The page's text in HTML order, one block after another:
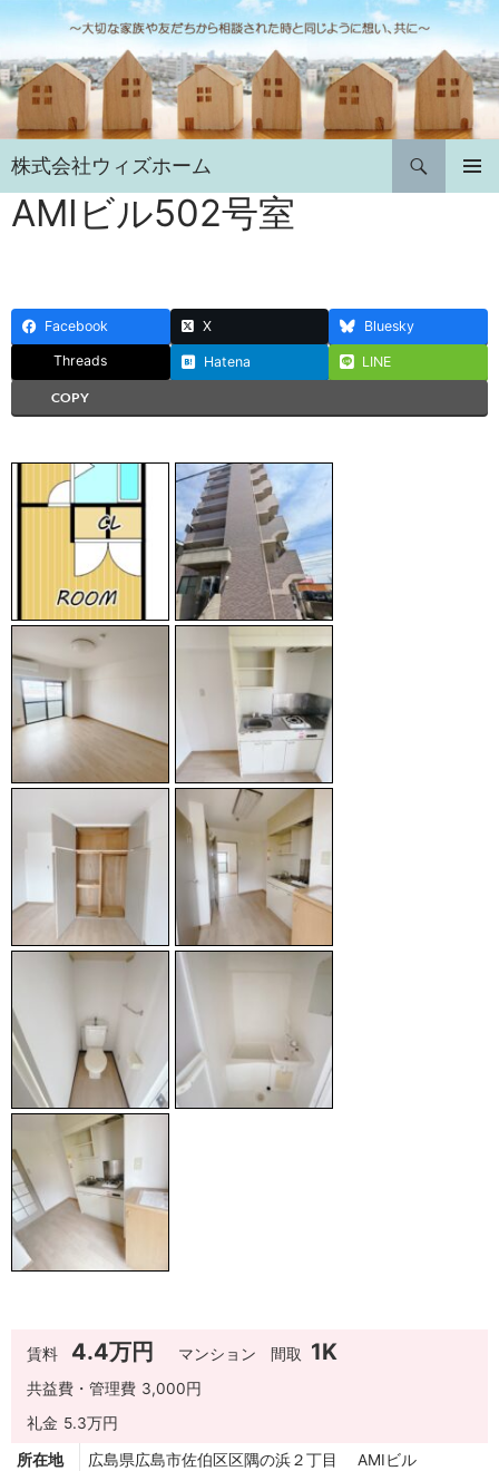
ン
テ
ン
ツ
へ
ス
キ
ッ
株式会社ウィズホーム
検
索
AMIビル502号室
Facebook X Bluesky
Threads Hatena LINE
COPY
賃料 4.4万円 マンション 間取 1K
共益費・管理費 3,000円
礼金 5.3万円
所在地
広島県広島市佐伯区区隅の浜２丁目 AMIビル